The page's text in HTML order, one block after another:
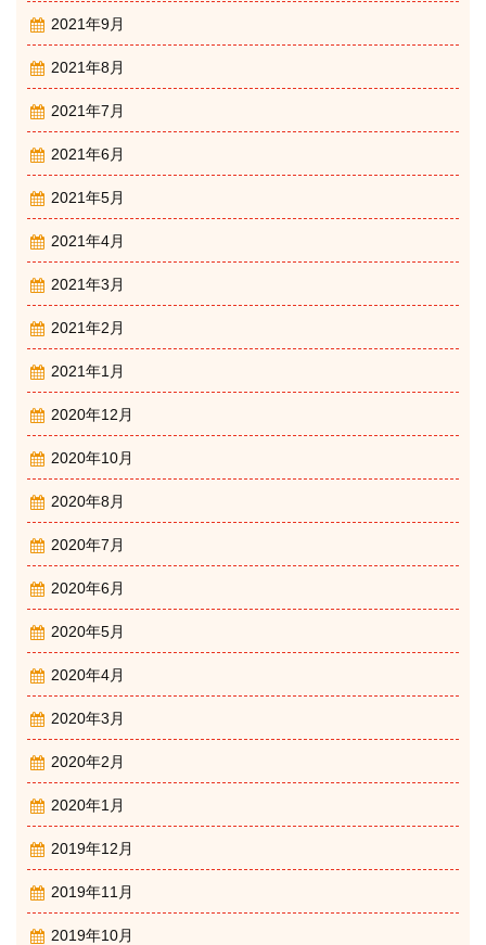
2021年9月
2021年8月
2021年7月
2021年6月
2021年5月
2021年4月
2021年3月
2021年2月
2021年1月
2020年12月
2020年10月
2020年8月
2020年7月
2020年6月
2020年5月
2020年4月
2020年3月
2020年2月
2020年1月
2019年12月
2019年11月
2019年10月